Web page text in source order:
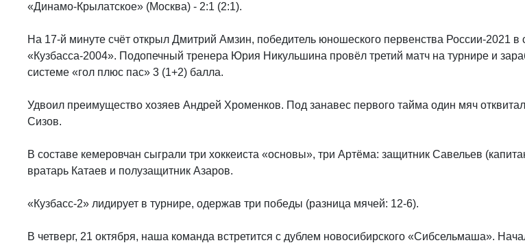
«Динамо-Крылатское» (Москва) - 2:1 (2:1).
На 17-й минуте счёт открыл Дмитрий Амзин, победитель юношеского первенства России-2021 в
«Кузбасса-2004». Подопечный тренера Юрия Никульшина провёл третий матч на турнире и
системе «гол плюс пас» 3 (1+2) балла.
Удвоил преимущество хозяев Андрей Хроменков. Под занавес первого тайма один мяч
Сизов.
В составе кемеровчан сыграли три хоккеиста «основы», три Артёма: защитник Савельев
вратарь Катаев и полузащитник Азаров.
«Кузбасс-2» лидирует в турнире, одержав три победы (разница мячей: 12-6).
В четверг, 21 октября, наша команда встретится с дублем новосибирского «Сибсельмаша».